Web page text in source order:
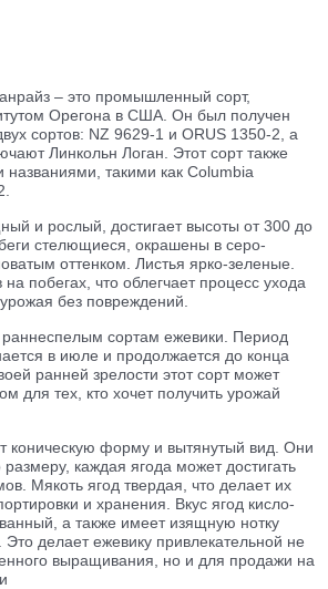
– это промышленный сорт,
Орегона в США. Он был получен
сортов: NZ 9629-1 и ORUS 1350-2, а
Линкольн Логан. Этот сорт также
названиями, такими как Columbia
и рослый, достигает высоты от 300 до
стелющиеся, окрашены в серо-
оттенком. Листья ярко-зеленые.
побегах, что облегчает процесс ухода
без повреждений.
раннеспелым сортам ежевики. Период
в июле и продолжается до конца
ранней зрелости этот сорт может
для тех, кто хочет получить урожай
коническую форму и вытянутый вид. Они
каждая ягода может достигать
Мякоть ягод твердая, что делает их
и хранения. Вкус ягод кисло-
а также имеет изящную нотку
делает ежевику привлекательной не
выращивания, но и для продажи на